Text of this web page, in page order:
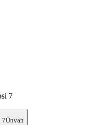
7
7Ünvan